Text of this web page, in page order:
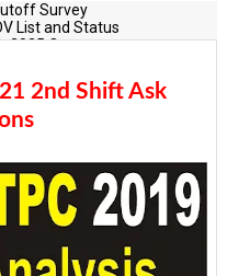
Survey
List and Status
2025 Out
2025: Post Increase
2nd Shift Ask